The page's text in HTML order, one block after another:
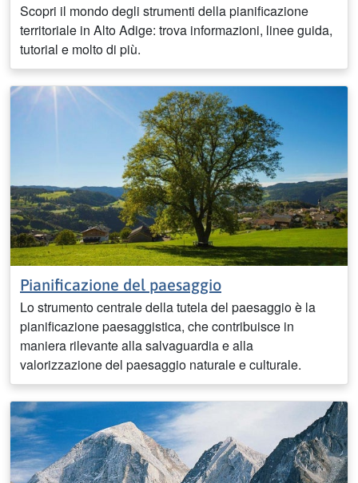
Scopri il mondo degli strumenti della pianificazione
territoriale in Alto Adige: trova informazioni, linee guida,
tutorial e molto di più.
Pianificazione del paesaggio
Lo strumento centrale della tutela del paesaggio è la
pianificazione paesaggistica, che contribuisce in
maniera rilevante alla salvaguardia e alla
valorizzazione del paesaggio naturale e culturale.